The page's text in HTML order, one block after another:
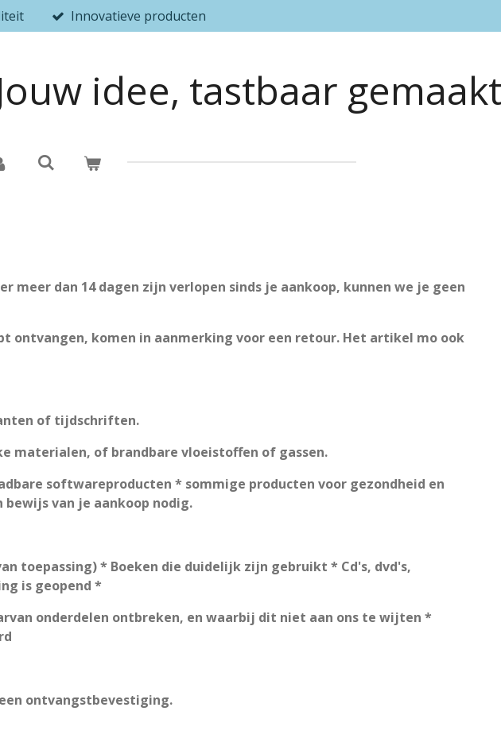
Innovatieve producten
idee, tastbaar gemaakt
meer dan 14 dagen zijn verlopen sinds je aankoop, kunnen we je geen
ontvangen, komen in aanmerking voor een retour. Het artikel mo ook
of tijdschriften.
materialen, of brandbare vloeistoffen of gassen.
softwareproducten * sommige producten voor gezondheid en
van je aankoop nodig.
toepassing) * Boeken die duidelijk zijn gebruikt * Cd's, dvd's,
is geopend *
onderdelen ontbreken, en waarbij dit niet aan ons te wijten *
ontvangstbevestiging.